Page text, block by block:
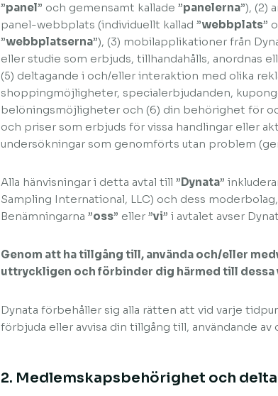
”panel” och gemensamt kallade ”panelerna”), (2)
panel-webbplats (individuellt kallad ”webbplats”
”webbplatserna”), (3) mobilapplikationer från
eller studie som erbjuds, tillhandahålls, anordnas
(5) deltagande i och/eller interaktion med olika
shoppingmöjligheter, specialerbjudanden,
belöningsmöjligheter och (6) din behörighet för
och priser som erbjuds för vissa handlingar eller
undersökningar som genomförts utan problem
Alla hänvisningar i detta avtal till ”Dynata”
Sampling International, LLC) och dess
Benämningarna ”oss” eller ”vi” i avtalet avser
Genom att ha tillgång till, använda och/eller
uttryckligen och förbinder dig härmed till dessa
Dynata förbehåller sig alla rätten att vid varje
förbjuda eller avvisa din tillgång till, användande
2. Medlemskapsbehörighet och